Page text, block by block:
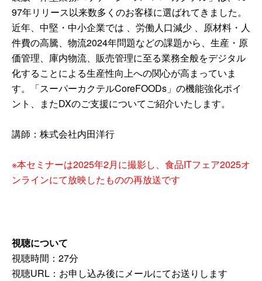
97年リリース以来数多くのお客様に選ばれてきました。
近年、中堅・中小企業では 、労働人口減少 、原材料・人
件費の高騰、物流2024年問題などの課題から、生産・原
価管理、庫内物流、販売管理に至る業務全般をデジタル
化することによる生産性向上への関心が高まっていま
す。「スーパーカクテルCoreFOODs」の機能強化ポイ
ント、またDXのご支援についてご紹介いたします。
講師：株式会社内田洋行
※本セミナーは2025年2月に撮影し、食品ITフェア2025オ
ンラインにて放映したものの再放送です
視聴について
視聴時間：27分
視聴URL：お申し込み後にメールにてお送りします